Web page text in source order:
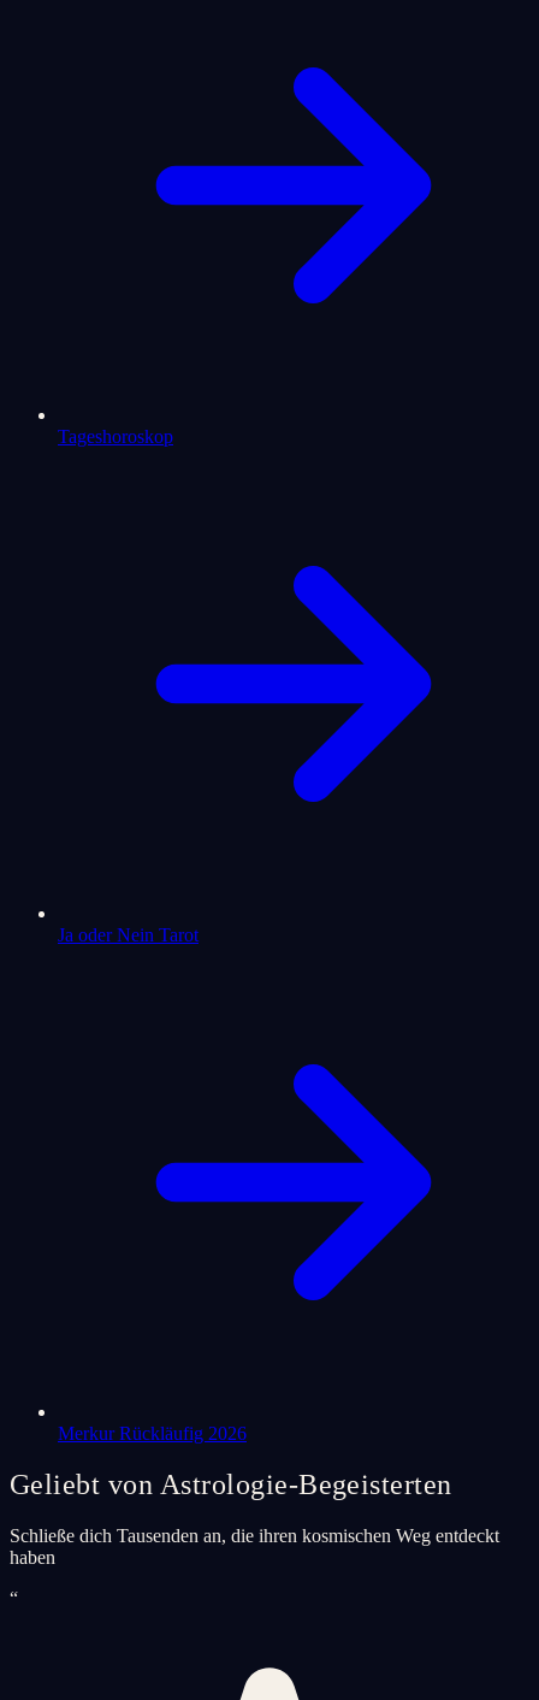
Tageshoroskop
Ja oder Nein Tarot
Merkur Rückläufig 2026
Geliebt von Astrologie-Begeisterten
Schließe dich Tausenden an, die ihren kosmischen Weg entdeckt
haben
“